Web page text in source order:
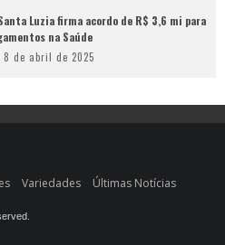
Luzia firma acordo de R$ 3,6 mi para
na Saúde
8 de abril de 2025
Variedades Últimas Notícias